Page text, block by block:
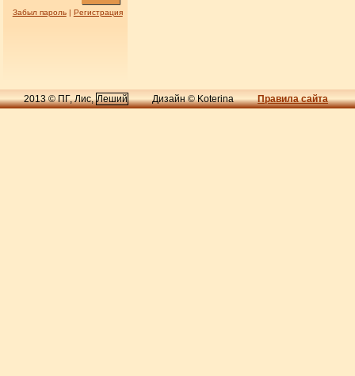
Забыл пароль| Регистрация
2013 © ПГ, Лис,Леший Дизайн © Koterina Правила сайта